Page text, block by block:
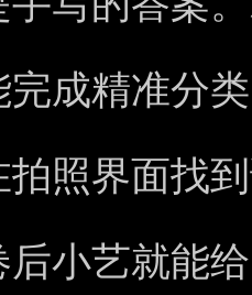
成精准分
拍照界面找
小艺就能